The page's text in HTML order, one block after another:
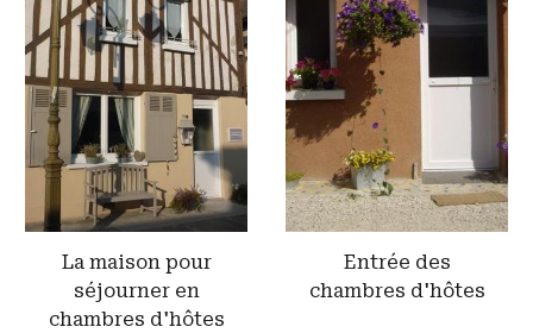
La maison pour
séjourner en
chambres d'hôtes
Entrée des
chambres d'hôtes